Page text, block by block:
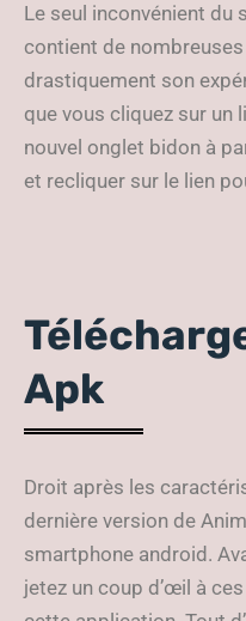
Le seul inconvénient du
contient de
drastiquement son
que vous cliquez sur un
nouvel onglet bidon à
et recliquer sur le lien
Apk
Droit après les
dernière version de
smartphone android.
jetez un coup d’œil à